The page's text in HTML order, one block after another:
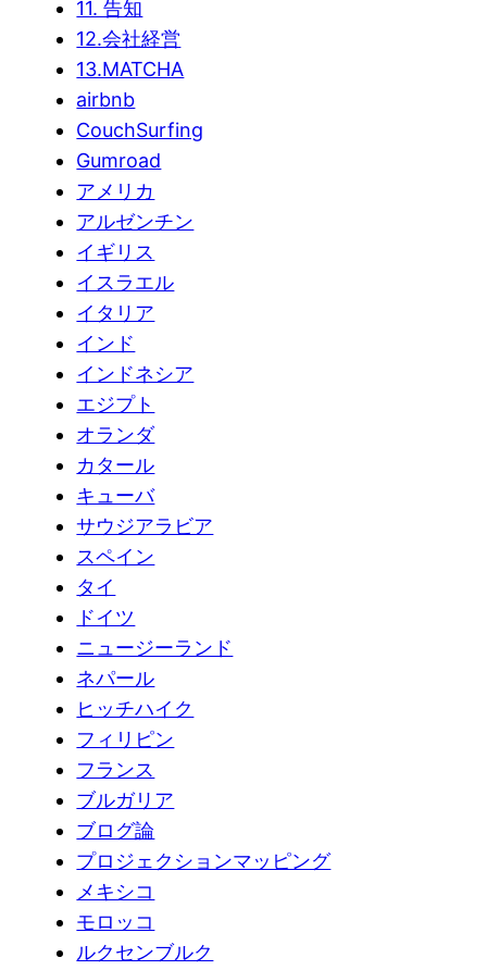
11. 告知
12.会社経営
13.MATCHA
airbnb
CouchSurfing
Gumroad
アメリカ
アルゼンチン
イギリス
イスラエル
イタリア
インド
インドネシア
エジプト
オランダ
カタール
キューバ
サウジアラビア
スペイン
タイ
ドイツ
ニュージーランド
ネパール
ヒッチハイク
フィリピン
フランス
ブルガリア
ブログ論
プロジェクションマッピング
メキシコ
モロッコ
ルクセンブルク